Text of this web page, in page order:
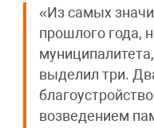
«Из самых
прошлого года,
выделил три.
возведением